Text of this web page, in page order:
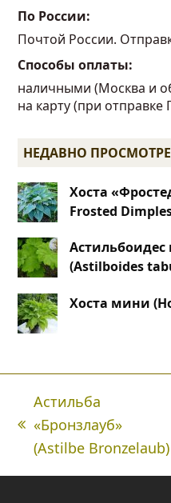
По России:
Почтой России.
Способы оплаты:
наличными (Москва и
на карту (при отправке
НЕДАВНО
Хоста
Frosted
(Astilboides
Хоста мини
Предыдущая
вкладка:
Астильба
«Бронзлауб»
(Astilbe Bronzelaub)